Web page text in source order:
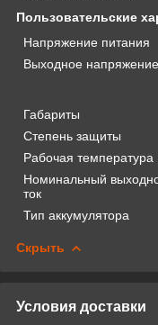
Пользовательские
Напряжение питания
Выходное напряжение
Габариты
Степень защиты
Рабочая температура
Номинальный
ток
Тип аккумулятора
Скрыть
Условия доставки